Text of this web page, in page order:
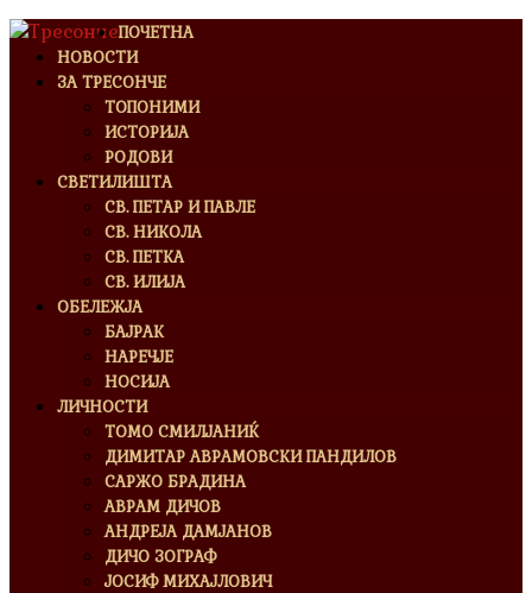
ПОЧЕТНА
НОВОСТИ
ЗА ТРЕСОНЧЕ
ТОПОНИМИ
ИСТОРИЈА
РОДОВИ
СВЕТИЛИШТА
СВ. ПЕТАР И ПАВЛЕ
СВ. НИКОЛА
СВ. ПЕТКА
СВ. ИЛИЈА
ОБЕЛЕЖЈА
БАЈРАК
НАРЕЧЈЕ
НОСИЈА
ЛИЧНОСТИ
ТОМО СМИЛЈАНИЌ
ДИМИТАР АВРАМОВСКИ ПАНДИЛОВ
САРЖО БРАДИНА
АВРАМ ДИЧОВ
АНДРЕЈА ДАМЈАНОВ
ДИЧО ЗОГРАФ
ЈОСИФ МИХАЈЛОВИЧ